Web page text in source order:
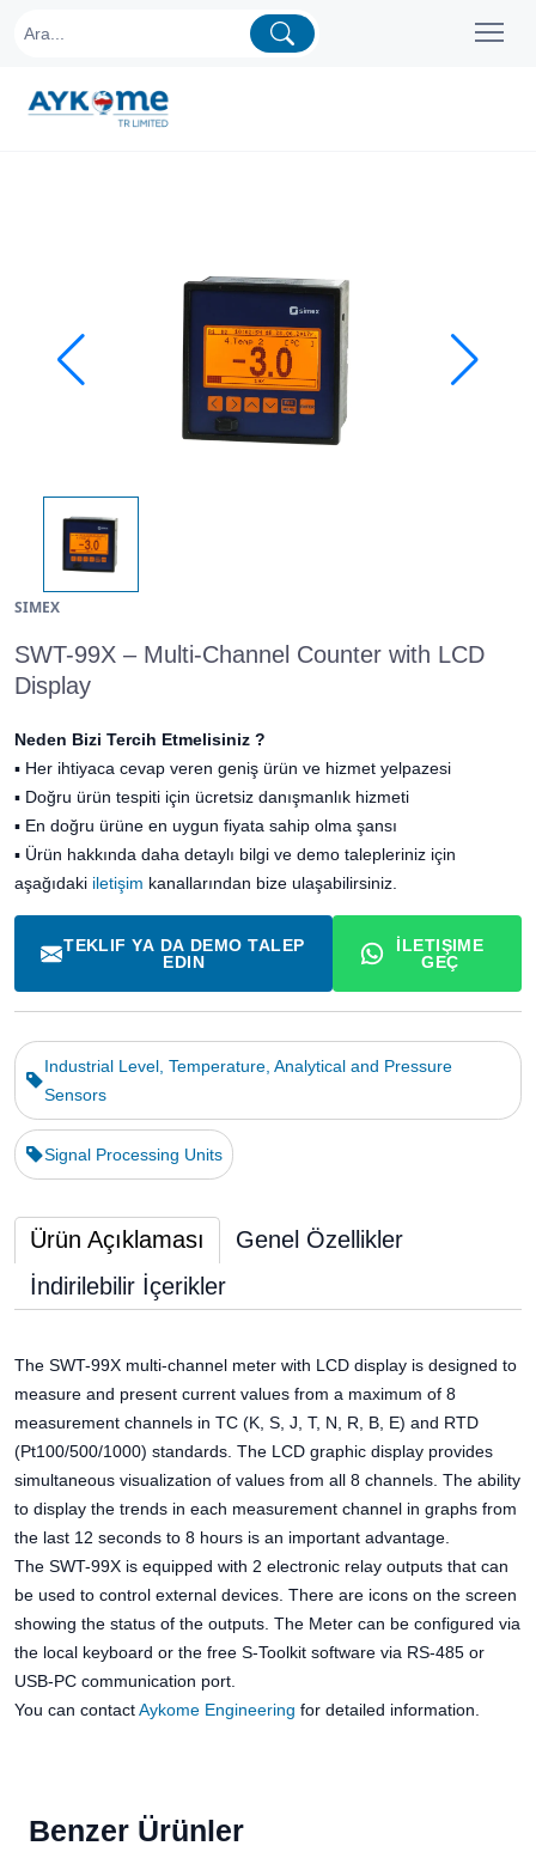
SIMEX
SWT-99X – Multi-Channel Counter with LCD
Display
Neden Bizi Tercih Etmelisiniz ?
▪ Her ihtiyaca cevap veren geniş ürün ve hizmet yelpazesi
▪ Doğru ürün tespiti için ücretsiz danışmanlık hizmeti
▪ En doğru ürüne en uygun fiyata sahip olma şansı
▪ Ürün hakkında daha detaylı bilgi ve demo talepleriniz için
aşağıdaki iletişim kanallarından bize ulaşabilirsiniz.
TEKLIF YA DA DEMO TALEP
EDIN
İLETIŞIME
GEÇ
Industrial Level, Temperature, Analytical and Pressure
Sensors
Signal Processing Units
Ürün Açıklaması
Genel Özellikler
İndirilebilir İçerikler
The SWT-99X multi-channel meter with LCD display is designed to
measure and present current values from a maximum of 8
measurement channels in TC (K, S, J, T, N, R, B, E) and RTD
(Pt100/500/1000) standards. The LCD graphic display provides
simultaneous visualization of values from all 8 channels. The ability
to display the trends in each measurement channel in graphs from
the last 12 seconds to 8 hours is an important advantage.
The SWT-99X is equipped with 2 electronic relay outputs that can
be used to control external devices. There are icons on the screen
showing the status of the outputs. The Meter can be configured via
the local keyboard or the free S-Toolkit software via RS-485 or
USB-PC communication port.
You can contactAykome Engineering for detailed information.
Benzer Ürünler